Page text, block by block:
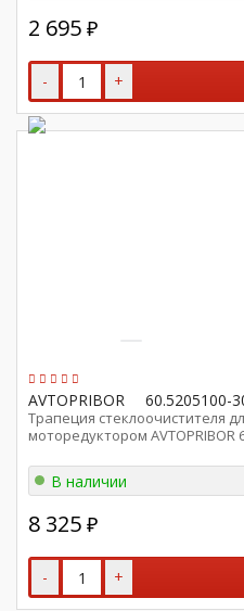
2 695 ₽
- +
AVTOPRIBOR 60.5205100-
Трапеция стеклоочистителя
моторедуктором AVTOPRIBOR
В наличии
8 325 ₽
- +